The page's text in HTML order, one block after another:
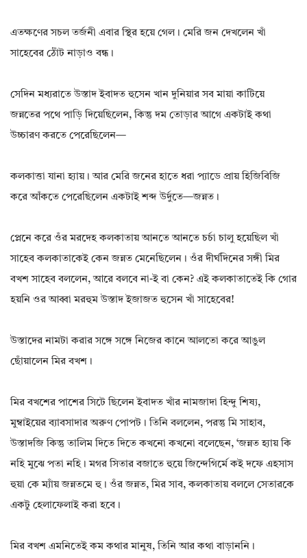
এতক্ষণের সচল তর্জনী এবার স্থির হয়ে গেল। মেরি জন দেখলেন খাঁ
সাহেবের ঠোঁট নাড়াও বন্ধ।
সেদিন মধ্যরাতে উস্তাদ ইবাদত হুসেন খান দুনিয়ার সব মায়া কাটিয়ে
জন্নতের পথে পাড়ি দিয়েছিলেন, কিন্তু দম তোড়ার আগে একটাই কথা
উচ্চারণ করতে পেরেছিলেন—
কলকাত্তা যানা হ্যায়। আর মেরি জনের হাতে ধরা প্যাডে প্রায় হিজিবিজি
করে আঁকতে পেরেছিলেন একটাই শব্দ উর্দুতে—জন্নত।
প্লেনে করে ওঁর মরদেহ কলকাতায় আনতে আনতে চর্চা চালু হয়েছিল খাঁ
সাহেব কলকাতাকেই কেন জন্নত মেনেছিলেন। ওঁর দীর্ঘদিনের সঙ্গী মির
বখশ সাহেব বললেন, আরে বলবে না-ই বা কেন? এই কলকাতাতেই কি গোর
হয়নি ওর আব্বা মরহুম উস্তাদ ইজাজত হুসেন খাঁ সাহেবের!
উস্তাদের নামটা করার সঙ্গে সঙ্গে নিজের কানে আলতো করে আঙুল
ছোঁয়ালেন মির বখশ।
মির বখশের পাশের সিটে ছিলেন ইবাদত খাঁর নামজাদা হিন্দু শিষ্য,
মুম্বাইয়ের ব্যাবসাদার অরুণ পোপট। তিনি বললেন, পরন্তু মি সাহাব,
উস্তাদজি কিন্তু তালিম দিতে দিতে কখনো কখনো বলেছেন, ‘জন্নত হ্যায় কি
নহি মুঝে পতা নহি। মগর সিতার বজাতে হুয়ে জিন্দেগির্মে কই দফে এহসাস
হুয়া কে ম্যাঁয় জন্নতমে হু। ওঁর জন্নত, মির সাব, কলকাতায় বললে সেতারকে
একটু হেলাফেলাই করা হবে।
মির বখশ এমনিতেই কম কথার মানুষ, তিনি আর কথা বাড়াননি।